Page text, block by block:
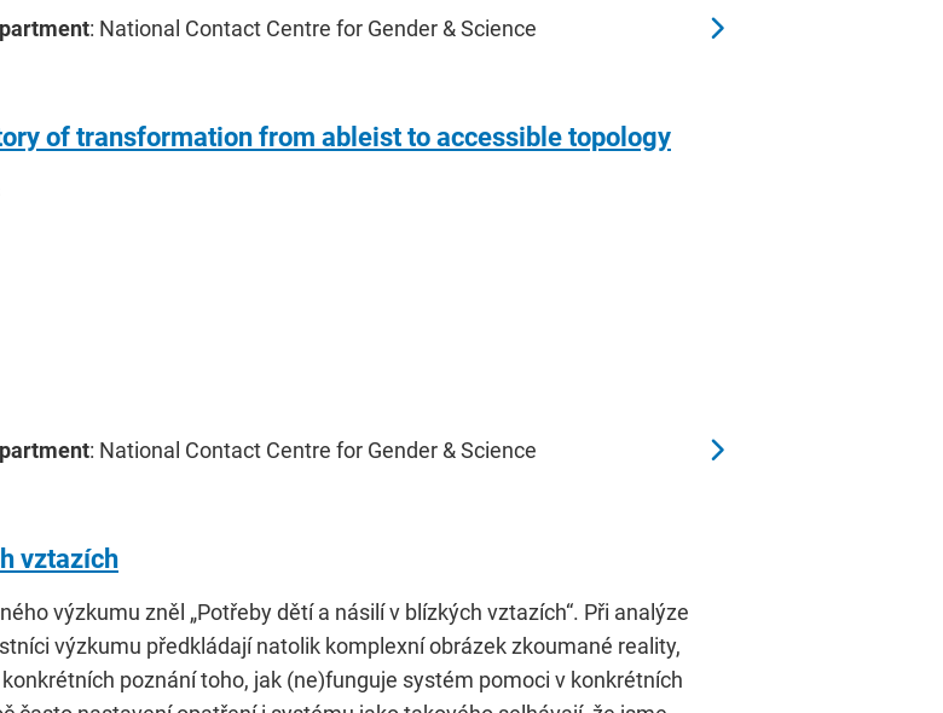
: National Contact Centre for Gender & Science
of transformation from ableist to accessible topology
: National Contact Centre for Gender & Science
vztazích
výzkumu zněl „Potřeby dětí a násilí v blízkých vztazích“. Při analýze
výzkumu předkládají natolik komplexní obrázek zkoumané reality,
poznání toho, jak (ne)funguje systém pomoci v konkrétních